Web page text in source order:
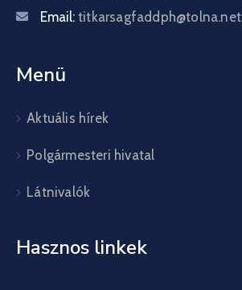
Email: titkarsagfaddph@tolna.net
Menü
Aktuális hírek
Polgármesteri hivatal
Látnivalók
Hasznos linkek